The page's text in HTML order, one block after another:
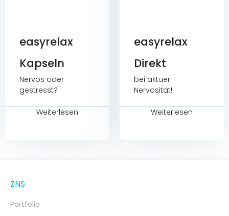
easyrelax
Kapseln
Nervös oder
gestresst?
Weiterlesen
easyrelax
Direkt
bei aktuer
Nervosität!
Weiterlesen
ZNS
Portfolio